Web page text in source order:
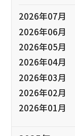
2026年07月
2026年06月
2026年05月
2026年04月
2026年03月
2026年02月
2026年01月